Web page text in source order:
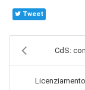
Tweet
CdS: